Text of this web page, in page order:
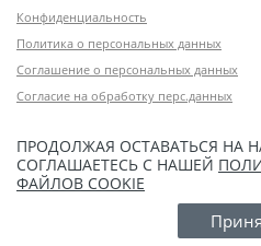
Конфиденциальность
Политика о персональных данных
Соглашение о персональных данных
Согласие на обработку перс.данных
ПРОДОЛЖАЯ ОСТАВАТЬСЯ НА
СОГЛАШАЕТЕСЬ С НАШЕЙ
ФАЙЛОВ COOKIE